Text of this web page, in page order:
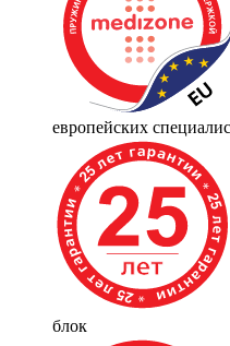
европейских
блок